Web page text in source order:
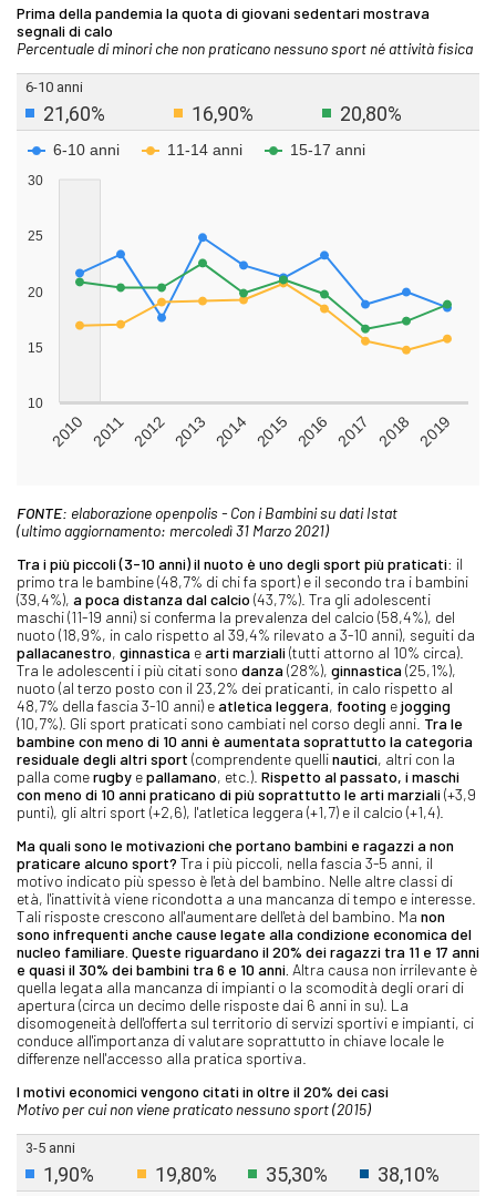
Prima della pandemia la quota di giovani sedentari mostrava
segnali di calo
Percentuale di minori che non praticano nessuno sport né attività fisica
FONTE: elaborazione openpolis - Con i Bambini su dati Istat
(ultimo aggiornamento: mercoledì 31 Marzo 2021)
Tra i più piccoli (3-10 anni) il nuoto è uno degli sport più praticati: il
primo tra le bambine (48,7% di chi fa sport) e il secondo tra i bambini
(39,4%), a poca distanza dal calcio (43,7%). Tra gli adolescenti
maschi (11-19 anni) si conferma la prevalenza del calcio (58,4%), del
nuoto (18,9%, in calo rispetto al 39,4% rilevato a 3-10 anni), seguiti da
pallacanestro, ginnastica earti marziali(tutti attorno al 10% circa).
Tra le adolescenti i più citati sono danza (28%), ginnastica (25,1%),
nuoto (al terzo posto con il 23,2% dei praticanti, in calo rispetto al
48,7% della fascia 3-10 anni) eatletica leggera, footing ejogging
(10,7%). Gli sport praticati sono cambiati nel corso degli anni. Tra le
bambine con meno di 10 anni è aumentata soprattutto la categoria
residuale degli altrisport (comprendente quellinautici, altri con la
palla comerugby epallamano, etc.). Rispetto al passato, i maschi
con meno di 10 anni praticano di più soprattutto le arti marziali(+3,9
punti), gli altri sport (+2,6), l'atletica leggera (+1,7) e il calcio (+1,4).
Ma quali sono le motivazioni che portano bambini e ragazzi a non
praticare alcuno sport? Tra i più piccoli, nella fascia 3-5 anni, il
motivo indicato più spesso è l'età del bambino. Nelle altre classi di
età, l'inattività viene ricondotta a una mancanza di tempo e interesse.
Tali risposte crescono all'aumentare dell'età del bambino. Ma non
sono infrequenti anche cause legate alla condizione economica del
nucleo familiare. Queste riguardano il 20% dei ragazzi tra 11 e 17 anni
e quasi il 30% dei bambini tra 6 e 10 anni. Altra causa non irrilevante è
quella legata alla mancanza di impianti o la scomodità degli orari di
apertura (circa un decimo delle risposte dai 6 anni in su). La
disomogeneità dell'offerta sul territorio di servizi sportivi e impianti, ci
conduce all'importanza di valutare soprattutto in chiave locale le
differenze nell'accesso alla pratica sportiva.
I motivi economici vengono citati in oltre il 20% dei casi
Motivo per cui non viene praticato nessuno sport (2015)